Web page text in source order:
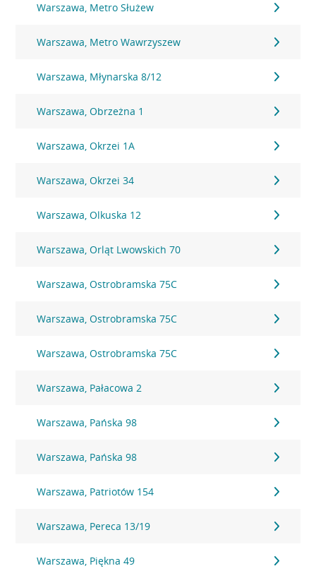
Warszawa, Metro Służew
Warszawa, Metro Wawrzyszew
Warszawa, Młynarska 8/12
Warszawa, Obrzeżna 1
Warszawa, Okrzei 1A
Warszawa, Okrzei 34
Warszawa, Olkuska 12
Warszawa, Orląt Lwowskich 70
Warszawa, Ostrobramska 75C
Warszawa, Ostrobramska 75C
Warszawa, Ostrobramska 75C
Warszawa, Pałacowa 2
Warszawa, Pańska 98
Warszawa, Pańska 98
Warszawa, Patriotów 154
Warszawa, Pereca 13/19
Warszawa, Piękna 49